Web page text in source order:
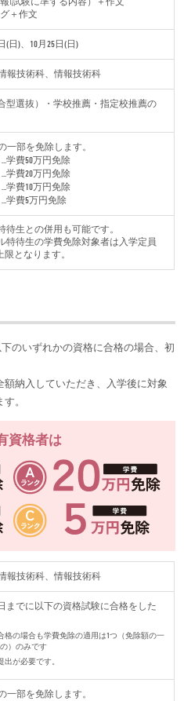
＋作文
(日)、10月25日(日)
報技術科、情報技術科
型選抜）・学校推薦・指定校推薦の
一部を免除します。
…学費50万円免除
…学費20万円免除
…学費10万円免除
…学費5万円免除
待生との併用も可能です。
特待生の学費免除対象者は入学定員
限となります。
下のいずれかの資格に合格の場合、初
納入していただき、入学後に対象
。
資格者は
報技術科、情報技術科
日までに以下の資格試験に合格をした
格の場合も学費免除の適用は1つ（免除額の一
）のみです
出が必要です。
一部を免除します。